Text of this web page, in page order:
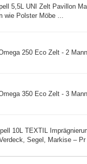
5,5L UNI Zelt Pavillon
wie Polster Möbe ...
250 Eco Zelt - 2
350 Eco Zelt - 3
10L TEXTIL
Segel, Markise – Pr